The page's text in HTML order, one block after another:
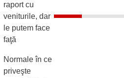
raport cu
veniturile, dar
le putem face
faţă
Normale în ce
priveşte